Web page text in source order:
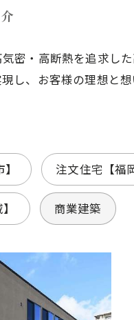
密・高断熱を追求し
し、お客様の理想と
注文住宅【福
商業建築